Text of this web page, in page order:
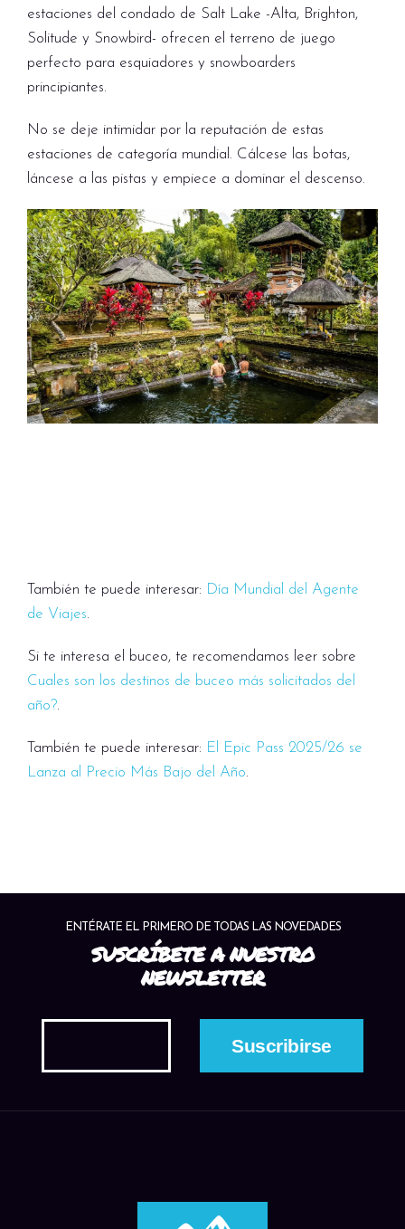
estaciones del condado de Salt Lake -Alta, Brighton,
Solitude y Snowbird- ofrecen el terreno de juego
perfecto para esquiadores y snowboarders
principiantes.
No se deje intimidar por la reputación de estas
estaciones de categoría mundial. Cálcese las botas,
láncese a las pistas y empiece a dominar el descenso.
También te puede interesar: Día Mundial del Agente
de Viajes.
Si te interesa el buceo, te recomendamos leer sobre
Cuales son los destinos de buceo más solicitados del
año?.
También te puede interesar: El Epic Pass 2025/26 se
Lanza al Precio Más Bajo del Año.
ENTÉRATE EL PRIMERO DE TODAS LAS NOVEDADES
SUSCRÍBETE A NUESTRO
NEWSLETTER